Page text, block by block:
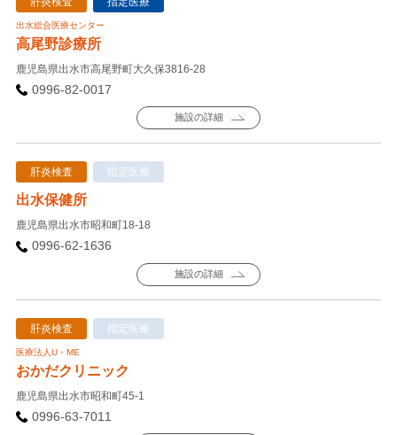
出水総合医療センター
高尾野診療所
鹿児島県出水市高尾野町大久保3816-28
0996-82-0017
施設の詳細
肝炎検査 指定医療
出水保健所
鹿児島県出水市昭和町18-18
0996-62-1636
施設の詳細
肝炎検査 指定医療
医療法人U・ME
おかだクリニック
鹿児島県出水市昭和町45-1
0996-63-7011